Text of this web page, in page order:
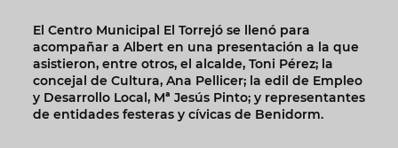
El Centro Municipal El Torrejó se llenó para
acompañar a Albert en una presentación a la que
asistieron, entre otros, el alcalde, Toni Pérez; la
concejal de Cultura, Ana Pellicer; la edil de Empleo
y Desarrollo Local, Mª Jesús Pinto; y representantes
de entidades festeras y cívicas de Benidorm.